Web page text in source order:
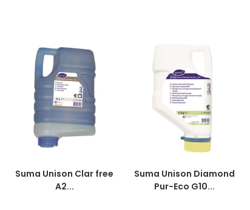
Suma Unison Clar free
A2...
Suma Unison Diamond
Pur-Eco G10...